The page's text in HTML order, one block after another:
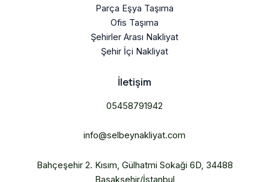
Parça Eşya Taşıma
Ofis Taşıma
Şehirler Arası Nakliyat
Şehir İçi Nakliyat
İletişim
05458791942
info@selbeynakliyat.com
Bahçeşehir 2. Kısım, Gülhatmi Sokaği 6D, 34488
Başakşehir/İstanbul